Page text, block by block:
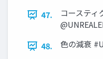
47.
コースティ
48.
色の減衰